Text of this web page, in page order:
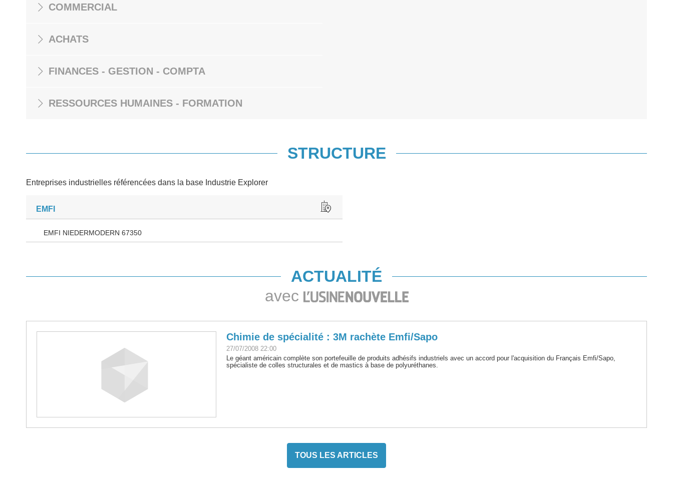
COMMERCIAL
ACHATS
FINANCES - GESTION - COMPTA
RESSOURCES HUMAINES - FORMATION
STRUCTURE
Entreprises industrielles référencées dans la base Industrie Explorer
EMFI
EMFI NIEDERMODERN 67350
ACTUALITÉ
avec
Chimie de spécialité : 3M rachète Emfi/Sapo
27/07/2008 22:00
Le géant américain complète son portefeuille de produits adhésifs industriels avec un accord pour l'acquisition du Français Emfi/Sapo,
spécialiste de colles structurales et de mastics à base de polyuréthanes.
TOUS LES ARTICLES